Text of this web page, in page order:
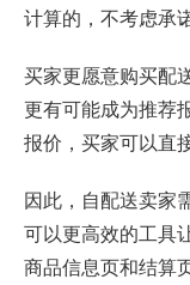
计算的，不考虑承
买家更愿意购买配
更有可能成为推荐
报价，买家可以直
因此，自配送卖家
可以更高效的工具
商品信息页和结算